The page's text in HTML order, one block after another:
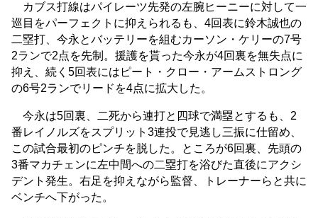
カブス打線はパイレーツ先発の左腕ヒーニーに対して一
巡目をパーフェクトに抑えられるも、4回表に鈴木誠也の
二塁打、今永とバッテリーを組むカーソン・ケリーの7号
2ランで2点を先制。援護を貰った今永が4回裏を無失点に
抑え、続く5回表にはピート・クロー・アームストロング
の6号2ランでリードを4点に拡大した。
今永は5回裏、二死から連打と四球で満塁とするも、2
番レイノルズをスプリット3連投で見逃し三振に仕留め、
この試合最初のピンチを脱した。ところが6回裏、先頭の
3番マカチェンに左中間への二塁打を浴びた直後にアクシ
デント発生。右足を抑えながら監督、トレーナーらと共に
ベンチへ下がった。